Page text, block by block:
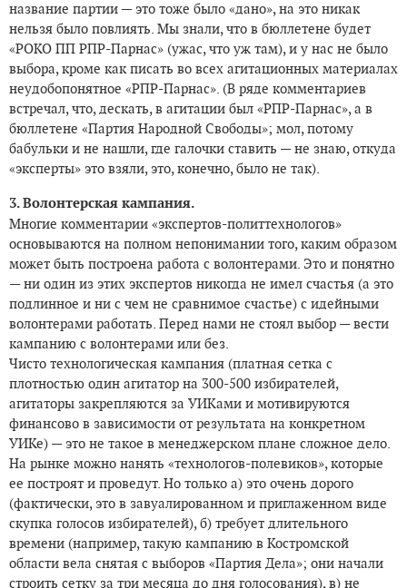
название партии — это тоже было «дано», на это никак
нельзя было повлиять. Мы знали, что в бюллетене будет
«РОКО ПП РПР-Парнас» (ужас, что уж там), и у нас не было
выбора, кроме как писать во всех агитационных материалах
неудобопонятное «РПР-Парнас». (В ряде комментариев
встречал, что, дескать, в агитации был «РПР-Парнас», а в
бюллетене «Партия Народной Свободы»; мол, потому
бабульки и не нашли, где галочки ставить — не знаю, откуда
«эксперты» это взяли, это, конечно, было не так).
3. Волонтерская кампания.
Многие комментарии «экспертов-политтехнологов»
основываются на полном непонимании того, каким образом
может быть построена работа с волонтерами. Это и понятно
— ни один из этих экспертов никогда не имел счастья (а это
подлинное и ни с чем не сравнимое счастье) с идейными
волонтерами работать. Перед нами не стоял выбор — вести
кампанию с волонтерами или без.
Чисто технологическая кампания (платная сетка с
плотностью один агитатор на 300-500 избирателей,
агитаторы закрепляются за УИКами и мотивируются
финансово в зависимости от результата на конкретном
УИКе) — это не такое в менеджерском плане сложное дело.
На рынке можно нанять «технологов-полевиков», которые
ее построят и проведут. Но только а) это очень дорого
(фактически, это в завуалированном и приглаженном виде
скупка голосов избирателей), б) требует длительного
времени (например, такую кампанию в Костромской
области вела снятая с выборов «Партия Дела»; они начали
строить сетку за три месяца до дня голосования), в) не